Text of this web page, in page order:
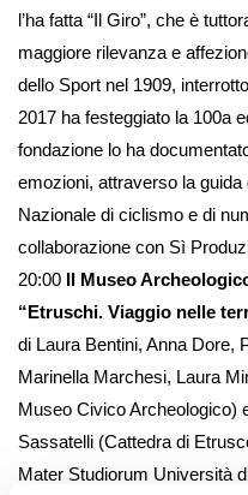
l’ha fatta “Il Giro”, che è
maggiore rilevanza e
dello Sport nel 1909,
2017 ha festeggiato la 100a
fondazione lo ha
emozioni, attraverso la
Nazionale di ciclismo e di
collaborazione con Sì
20:00 Il Museo
“Etruschi. Viaggio nelle
di Laura Bentini, Anna Dore,
Marinella Marchesi, Laura
Museo Civico Archeologico)
Sassatelli (Cattedra di
Mater Studiorum Università